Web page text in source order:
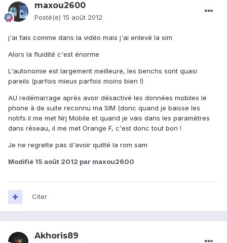
maxou2600
Posté(e) 15 août 2012
j'ai fais comme dans la vidéo mais j'ai enlevé la sim
Alors la fluidité c'est énorme
L'autonomie est largement meilleure, les benchs sont quasi
pareils (parfois mieux parfois moins bien !)
AU redémarrage après avoir désactivé les données mobiles le
phone à de suite reconnu ma SIM (donc quand je baisse les
notifs il me met Nrj Mobile et quand je vais dans les paramètres
dans réseau, il me met Orange F, c'est donc tout bon !
Je ne regrette pas d'avoir quitté la rom sam
Modifié 15 août 2012 par maxou2600
Citer
Akhoris89